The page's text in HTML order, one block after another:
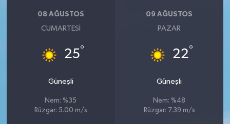
08 AĞUSTOS
CUMARTESI
25°
Güneşli
Nem: %35
Rüzgar: 5.00 m/s
09 AĞUSTOS
PAZAR
22°
Güneşli
Nem: %48
Rüzgar: 7.39 m/s